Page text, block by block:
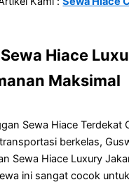
Hiace
Maksimal
Sewa Hiace Terdekat
berkelas,
Sewa Hiace Luxury
ini sangat cocok